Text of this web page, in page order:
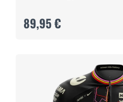
89,95 €